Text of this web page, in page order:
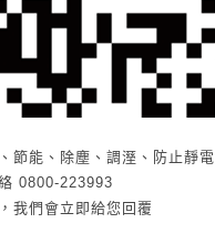
節能、除塵、調溼、防止靜電
0800-223993
我們會立即給您回覆